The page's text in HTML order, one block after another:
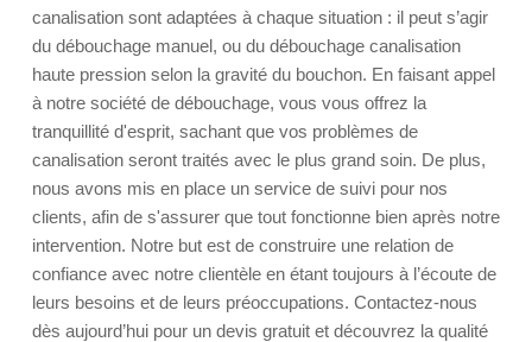
canalisation sont adaptées à chaque situation : il peut s’agir
du débouchage manuel, ou du débouchage canalisation
haute pression selon la gravité du bouchon. En faisant appel
à notre société de débouchage, vous vous offrez la
tranquillité d'esprit, sachant que vos problèmes de
canalisation seront traités avec le plus grand soin. De plus,
nous avons mis en place un service de suivi pour nos
clients, afin de s'assurer que tout fonctionne bien après notre
intervention. Notre but est de construire une relation de
confiance avec notre clientèle en étant toujours à l’écoute de
leurs besoins et de leurs préoccupations. Contactez-nous
dès aujourd’hui pour un devis gratuit et découvrez la qualité